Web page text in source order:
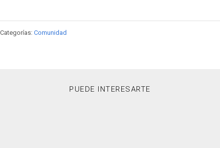
Categorías: Comunidad
PUEDE INTERESARTE